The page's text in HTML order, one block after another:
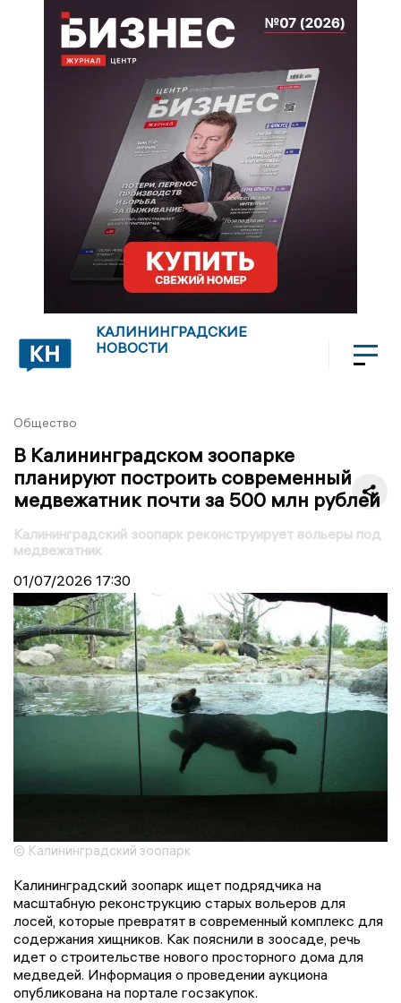
КАЛИНИНГРАДСКИЕ
НОВОСТИ
Общество
В Калининградском зоопарке
планируют построить современный
медвежатник почти за 500 млн рублей
Калининградский зоопарк реконструирует вольеры под
медвежатник
01/07/2026 17:30
© Калининградский зоопарк
Калининградский зоопарк ищет подрядчика на
масштабную реконструкцию старых вольеров для
лосей, которые превратят в современный комплекс для
содержания хищников. Как пояснили в зоосаде, речь
идет о строительстве нового просторного дома для
медведей. Информация о проведении аукциона
опубликована на портале госзакупок.